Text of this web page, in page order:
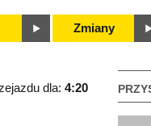
Zmiany
dla: 4:20